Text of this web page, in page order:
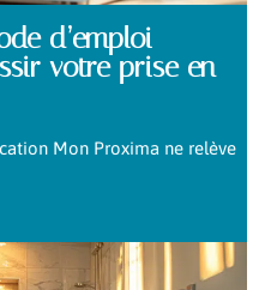
d’emploi
votre prise en
Mon Proxima ne relève